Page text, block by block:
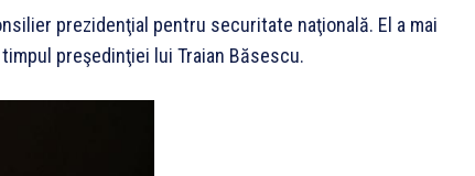
prezidenţial pentru securitate naţională. El a mai
preşedinţiei lui Traian Băsescu.